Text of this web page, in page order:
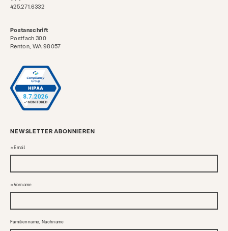
425.271.6332
Postanschrift
Postfach 300
Renton, WA 98057
NEWSLETTER ABONNIEREN
Email
Vorname
Familienname, Nachname